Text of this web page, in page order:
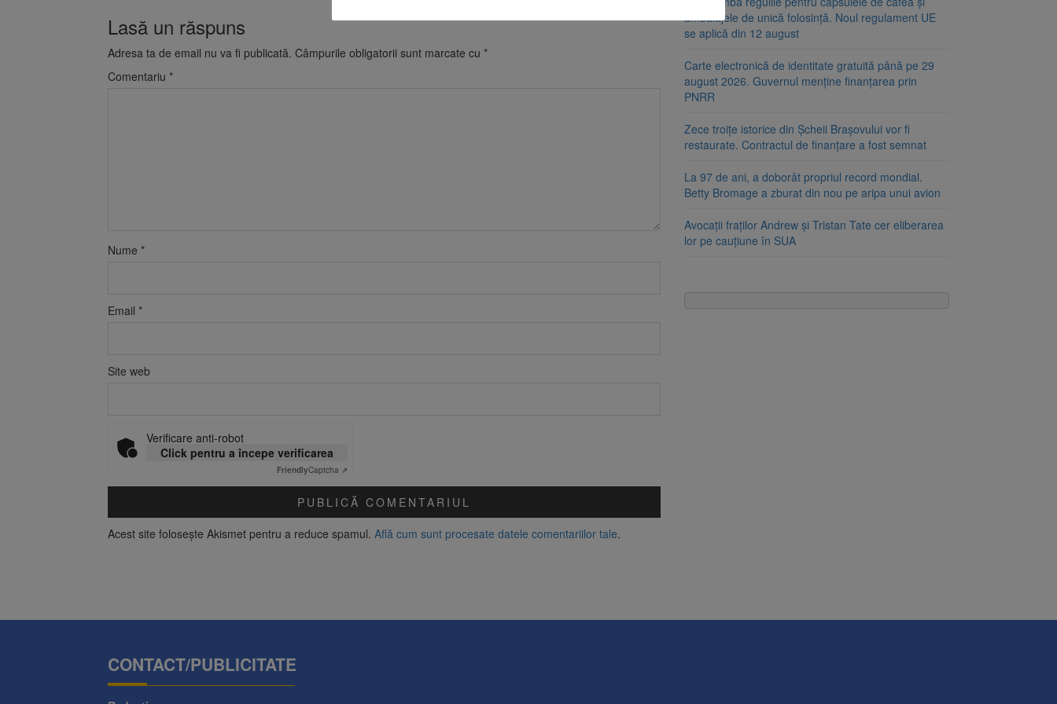
Lasă un răspuns
Adresa ta de email nu va fi publicată. Câmpurile obligatorii sunt marcate cu *
Comentariu *
Nume *
Email *
Site web
Verificare anti-robot
Click pentru a începe verificarea
FriendlyCaptcha ⇗
Acest site folosește Akismet pentru a reduce spamul. Află cum sunt procesate datele comentariilor tale.
ambalajele de unică folosință. Noul regulament UE
se aplică din 12 august
Carte electronică de identitate gratuită până pe 29
august 2026. Guvernul menține finanțarea prin
PNRR
Zece troițe istorice din Șcheii Brașovului vor fi
restaurate. Contractul de finanțare a fost semnat
La 97 de ani, a doborât propriul record mondial.
Betty Bromage a zburat din nou pe aripa unui avion
Avocații fraților Andrew și Tristan Tate cer eliberarea
lor pe cauțiune în SUA
CONTACT/PUBLICITATE